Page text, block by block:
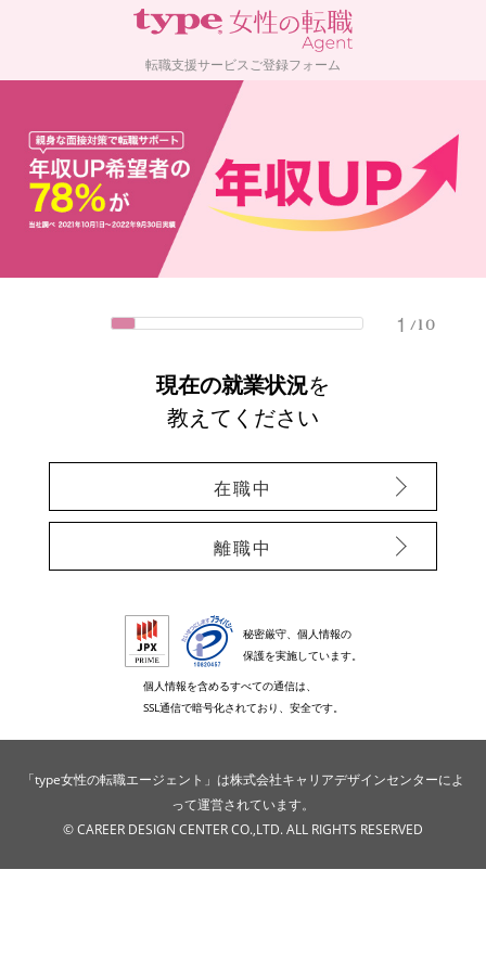
転職支援サービスご登録フォーム
1 /10
現在の就業状況を
教えてください
在職中
離職中
秘密厳守、個人情報の
保護を実施しています。
個人情報を含めるすべての通信は、
SSL通信で暗号化されており、安全です。
「type女性の転職エージェント」は株式会社キャリアデザインセンターによ
って運営されています。
© CAREER DESIGN CENTER CO.,LTD. ALL RIGHTS RESERVED